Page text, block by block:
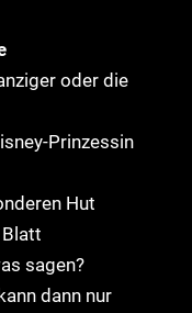
oder die
Prinzessin
Hut
sagen?
dann nur